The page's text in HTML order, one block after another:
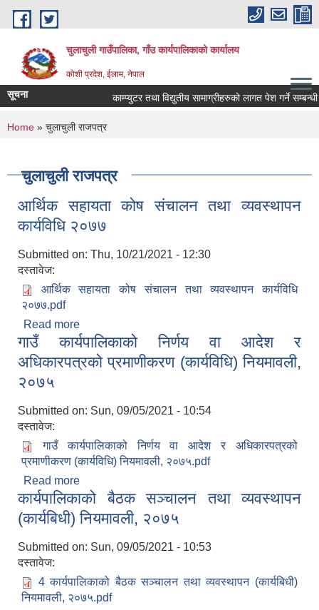
Skip to main content
चुलाचुली गाउँपालिका, गाँउ कार्यपालिकाको कार्यालय
कोशी प्रदेश, ईलाम, नेपाल
सूचना काम्प्युटर तथा विद्युतीय सामाग्रीहरुको लागत पेश गर्ने सम्बन्धी
You are here
Home » चुलाचुली राजपत्र
चुलाचुली राजपत्र
आर्थिक सहायता कोष संचालन तथा व्यवस्थापन
कार्यविधि २०७७
Submitted on: Thu, 10/21/2021 - 12:30
दस्तावेज:
आर्थिक सहायता कोष संचालन तथा व्यवस्थापन कार्यविधि
२०७७.pdf
Read more
कार्यविधि २०७७
गाउँ कार्यपालिकाको निर्णय वा आदेश र
अधिकारपत्रको प्रमाणीकरण (कार्यविधि) नियमावली,
२०७५
Submitted on: Sun, 09/05/2021 - 10:54
दस्तावेज:
गाउँ कार्यपालिकाको निर्णय वा आदेश र अधिकारपत्रको
प्रमाणीकरण (कार्यविधि) नियमावली, २०७५.pdf
Read more
अधिकारपत्रको प्रमाणीकरण (कार्यविधि) नियमावली, २०७५
कार्यपालिकाको बैठक सञ्चालन तथा व्यवस्थापन
(कार्यबिधी) नियमावली, २०७५
Submitted on: Sun, 09/05/2021 - 10:53
दस्तावेज:
4 कार्यपालिकाको बैठक सञ्चालन तथा व्यवस्थापन (कार्यबिधी)
नियमावली, २०७५.pdf